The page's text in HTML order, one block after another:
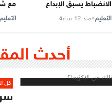
الانضباط يسبق الإبداع
التعليم•منذ 12 ساعة
مع
التعليم
أحدث
كل